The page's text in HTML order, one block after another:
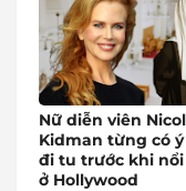
Nữ diễn viên
Kidman từng có
đi tu trước khi
ở Hollywood